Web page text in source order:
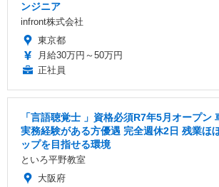
ンジニア
infront株式会社
東京都
月給30万円～50万円
正社員
「言語聴覚士 」資格必須R7年5月オープン
実務経験がある方優遇 完全週休2日 残業ほ
ップを目指せる環境
といろ平野教室
大阪府